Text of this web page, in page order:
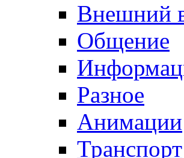
Внешний
Общение
Разное
Анимации
Транспорт